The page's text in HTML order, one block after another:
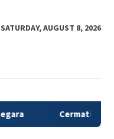
SATURDAY, AUGUST 8, 2026
Cermati Meninggalnya